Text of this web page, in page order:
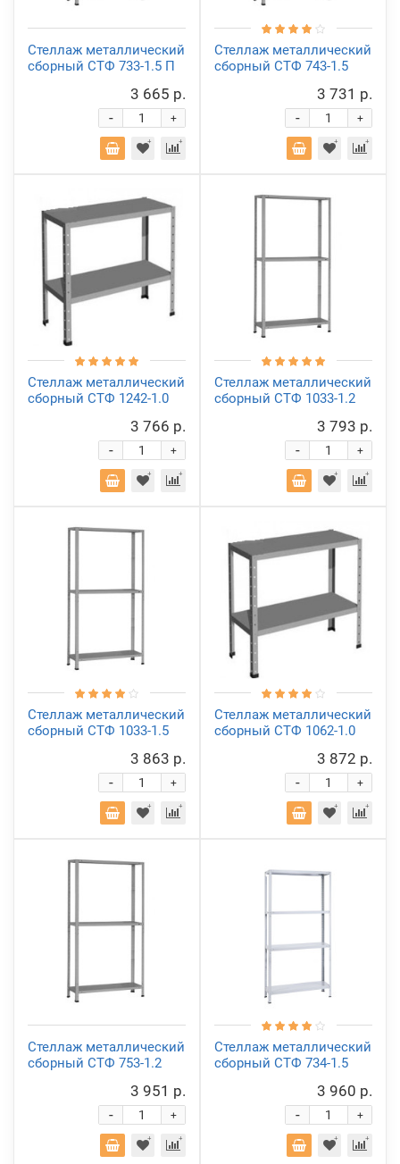
Стеллаж металлический
сборный СТФ 733-1.5 П
3 665 р.
+
-
Стеллаж металлический
сборный СТФ 743-1.5
3 731 р.
+
-
Стеллаж металлический
сборный СТФ 1242-1.0
3 766 р.
+
-
Стеллаж металлический
сборный СТФ 1033-1.2
3 793 р.
+
-
Стеллаж металлический
сборный СТФ 1033-1.5
3 863 р.
+
-
Стеллаж металлический
сборный СТФ 1062-1.0
3 872 р.
+
-
Стеллаж металлический
сборный СТФ 753-1.2
3 951 р.
+
-
Стеллаж металлический
сборный СТФ 734-1.5
3 960 р.
+
-